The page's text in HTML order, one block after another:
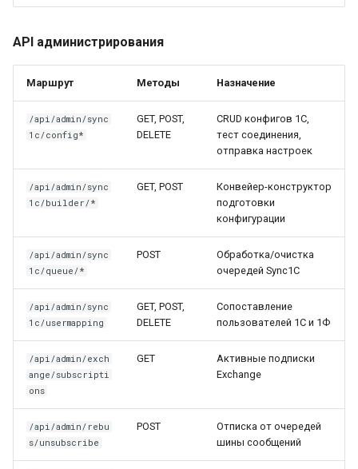
API администрирования
Маршрут Методы Назначение
/api/admin/sync
1c/config*
GET, POST,
DELETE
CRUD конфигов 1С,
тест соединения,
отправка настроек
/api/admin/sync
1c/builder/*
GET, POST
Конвейер-конструктор
подготовки
конфигурации
/api/admin/sync
1c/queue/*
POST
Обработка/очистка
очередей Sync1C
/api/admin/sync
1c/usermapping
GET, POST,
DELETE
Сопоставление
пользователей 1С и 1Ф
/api/admin/exch
ange/subscripti
ons
GET
Активные подписки
Exchange
/api/admin/rebu
s/unsubscribe
POST
Отписка от очередей
шины сообщений